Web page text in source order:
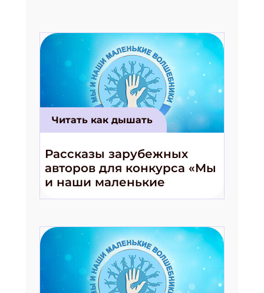
Читать как дышать
Рассказы зарубежных
авторов для конкурса «Мы
и наши маленькие
волшебники!»
Подпишись на рассылку
Получи электронный "Классный журнал" в